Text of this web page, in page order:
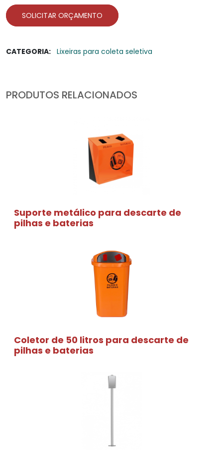
SOLICITAR ORÇAMENTO
CATEGORIA: Lixeiras para coleta seletiva
PRODUTOS RELACIONADOS
Suporte metálico para descarte de
pilhas e baterias
Coletor de 50 litros para descarte de
pilhas e baterias